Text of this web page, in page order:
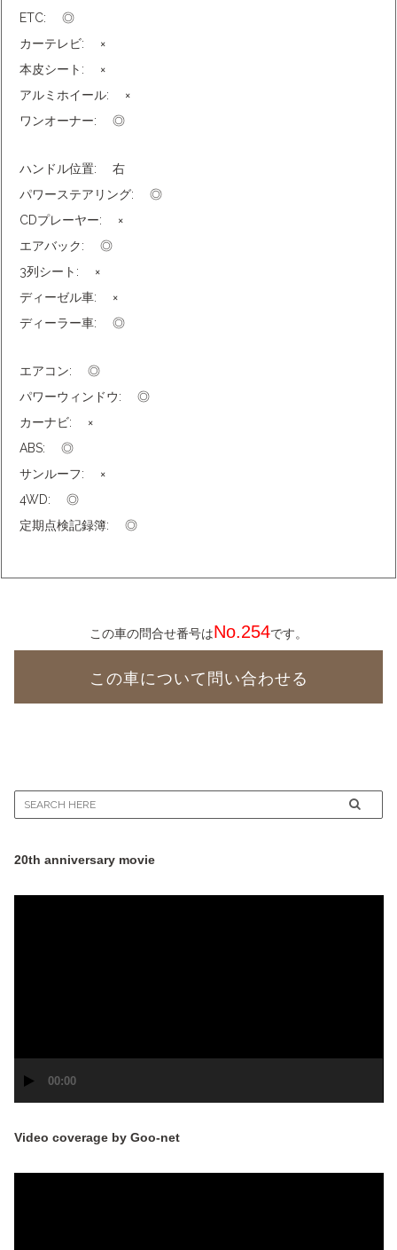
ETC: ◎
カーテレビ: ×
本皮シート: ×
アルミホイール: ×
ワンオーナー: ◎
ハンドル位置: 右
パワーステアリング: ◎
CDプレーヤー: ×
エアバック: ◎
3列シート: ×
ディーゼル車: ×
ディーラー車: ◎
エアコン: ◎
パワーウィンドウ: ◎
カーナビ: ×
ABS: ◎
サンルーフ: ×
4WD: ◎
定期点検記録簿: ◎
この車の問合せ番号はNo.254です。
この車について問い合わせる
20th anniversary movie
00:00
Video coverage by Goo-net